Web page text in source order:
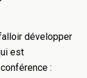
développer
est
: